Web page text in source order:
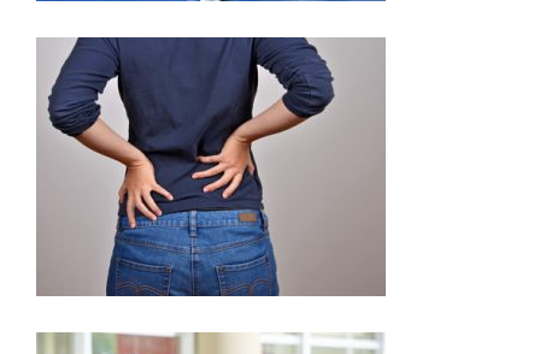
SOIGNER LE MAL DE DOS À TOULOUSE